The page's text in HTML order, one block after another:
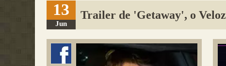
13
Jun
Trailer de 'Getaway', o